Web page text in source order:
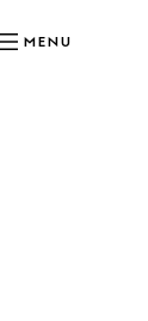
MENU